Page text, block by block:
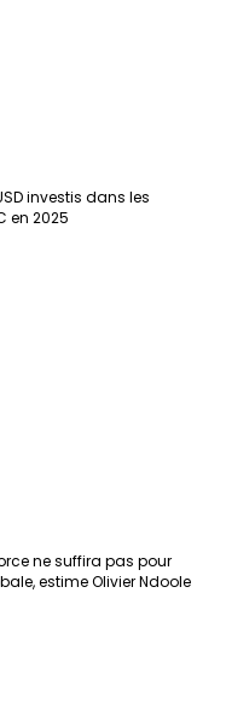
investis dans les
en 2025
ne suffira pas pour
estime Olivier Ndoole